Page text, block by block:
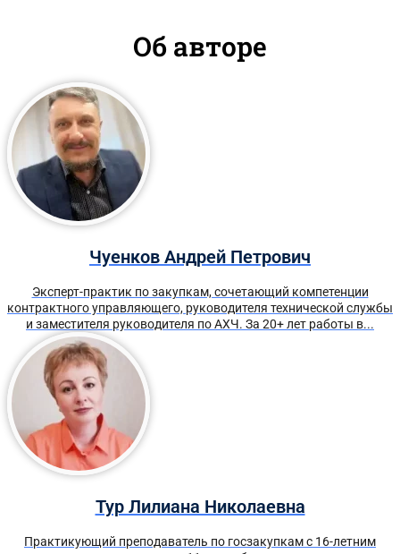
Об авторе
Чуенков Андрей Петрович
Эксперт-практик по закупкам, сочетающий компетенции
контрактного управляющего, руководителя технической службы
и заместителя руководителя по АХЧ. За 20+ лет работы в...
Тур Лилиана Николаевна
Практикующий преподаватель по госзакупкам с 16-летним